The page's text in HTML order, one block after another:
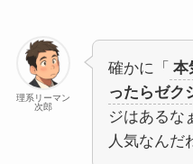
理系リーマン
次郎
確かに「 本
ったらゼク
ジはあるな
人気なんだ